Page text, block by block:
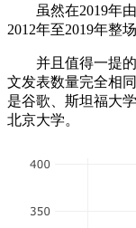
虽然在2019年由
2012年至2019年整
并且值得一提的
文发表数量完全相
是谷歌、斯坦福大
北京大学。